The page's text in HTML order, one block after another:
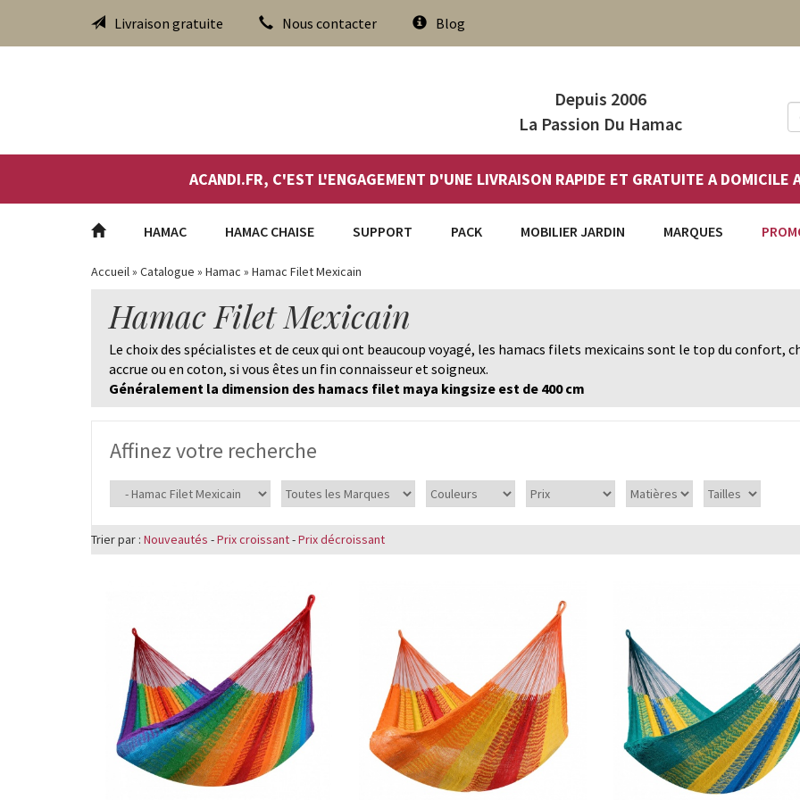
Livraison gratuite Nous contacter Blog
Depuis 2006
La Passion Du Hamac
ACANDI.FR, C'EST L'ENGAGEMENT D'UNE LIVRAISON RAPIDE ET GRATUITE A DOMICILE
HAMAC HAMAC CHAISE SUPPORT PACK MOBILIER JARDIN MARQUES
Accueil» Catalogue » Hamac » Hamac Filet Mexicain
Hamac Filet Mexicain
Le choix des spécialistes et de ceux qui ont beaucoup voyagé, les hamacs filets mexicains sont le top du confort,
accrue ou en coton, si vous êtes un fin connaisseur et soigneux.
Généralement la dimension des hamacs filet maya kingsize est de 400 cm
Affinez votre recherche
Trier par : Nouveautés -Prix croissant-Prix décroissant